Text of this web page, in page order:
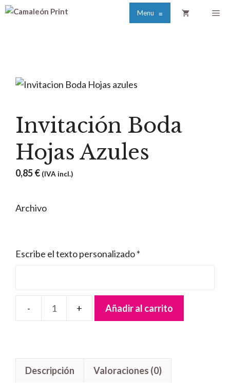
Saltar
Menu ≡
Invitación Boda
Hojas Azules
0,85€ (IVA incl.)
Archivo
Escribe el texto personalizado*
Invitación
Azules
cantidad
Añadir al carrito
Descripción Valoraciones (0)